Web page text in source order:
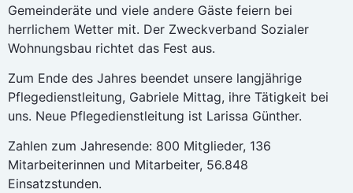
Gemeinderäte und viele andere Gäste feiern bei
herrlichem Wetter mit. Der Zweckverband Sozialer
Wohnungsbau richtet das Fest aus.
Zum Ende des Jahres beendet unsere langjährige
Pflegedienstleitung, Gabriele Mittag, ihre Tätigkeit bei
uns. Neue Pflegedienstleitung ist Larissa Günther.
Zahlen zum Jahresende: 800 Mitglieder, 136
Mitarbeiterinnen und Mitarbeiter, 56.848
Einsatzstunden.